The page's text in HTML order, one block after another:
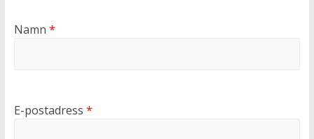
Namn *
E-postadress *